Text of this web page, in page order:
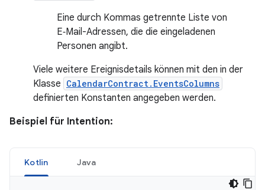
Eine durch Kommas getrennte Liste von
E‑Mail-Adressen, die die eingeladenen
Personen angibt.
Viele weitere Ereignisdetails können mit den in der
Klasse CalendarContract.EventsColumns
definierten Konstanten angegeben werden.
Beispiel für Intention:
Kotlin Java